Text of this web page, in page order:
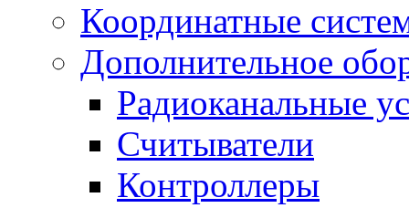
Координатные
Дополнительное
Радиоканальные
Считыватели
Контроллеры